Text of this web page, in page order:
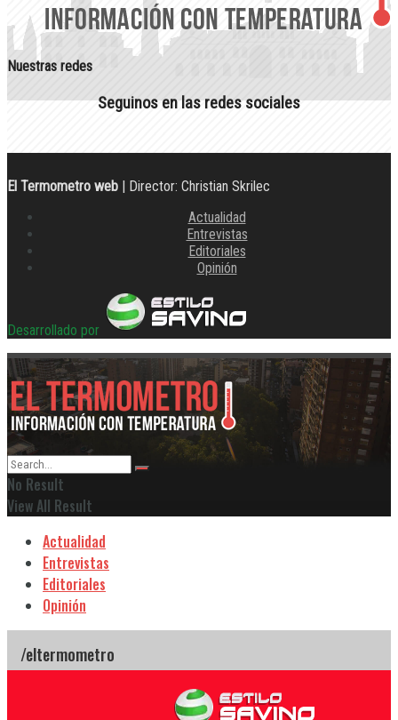
Nuestras redes
Seguinos en las redes sociales
El Termometro web | Director: Christian Skrilec
Actualidad
Entrevistas
Editoriales
Opinión
Desarrollado por
No Result
View All Result
Actualidad
Entrevistas
Editoriales
Opinión